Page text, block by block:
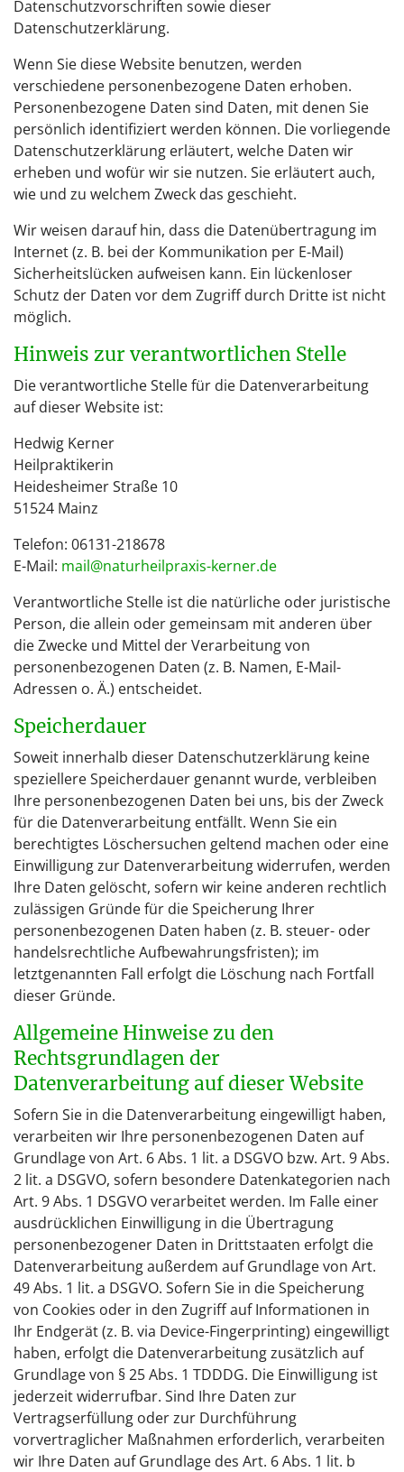
Datenschutzvorschriften sowie dieser
Datenschutzerklärung.
Wenn Sie diese Website benutzen, werden
verschiedene personenbezogene Daten erhoben.
Personenbezogene Daten sind Daten, mit denen Sie
persönlich identifiziert werden können. Die vorliegende
Datenschutzerklärung erläutert, welche Daten wir
erheben und wofür wir sie nutzen. Sie erläutert auch,
wie und zu welchem Zweck das geschieht.
Wir weisen darauf hin, dass die Datenübertragung im
Internet (z. B. bei der Kommunikation per E-Mail)
Sicherheitslücken aufweisen kann. Ein lückenloser
Schutz der Daten vor dem Zugriff durch Dritte ist nicht
möglich.
Hinweis zur verantwortlichen Stelle
Die verantwortliche Stelle für die Datenverarbeitung
auf dieser Website ist:
Hedwig Kerner
Heilpraktikerin
Heidesheimer Straße 10
51524 Mainz
Telefon: 06131-218678
E-Mail: mail@naturheilpraxis-kerner.de
Verantwortliche Stelle ist die natürliche oder juristische
Person, die allein oder gemeinsam mit anderen über
die Zwecke und Mittel der Verarbeitung von
personenbezogenen Daten (z. B. Namen, E-Mail-
Adressen o. Ä.) entscheidet.
Speicherdauer
Soweit innerhalb dieser Datenschutzerklärung keine
speziellere Speicherdauer genannt wurde, verbleiben
Ihre personenbezogenen Daten bei uns, bis der Zweck
für die Datenverarbeitung entfällt. Wenn Sie ein
berechtigtes Löschersuchen geltend machen oder eine
Einwilligung zur Datenverarbeitung widerrufen, werden
Ihre Daten gelöscht, sofern wir keine anderen rechtlich
zulässigen Gründe für die Speicherung Ihrer
personenbezogenen Daten haben (z. B. steuer- oder
handelsrechtliche Aufbewahrungsfristen); im
letztgenannten Fall erfolgt die Löschung nach Fortfall
dieser Gründe.
Allgemeine Hinweise zu den
Rechtsgrundlagen der
Datenverarbeitung auf dieser Website
Sofern Sie in die Datenverarbeitung eingewilligt haben,
verarbeiten wir Ihre personenbezogenen Daten auf
Grundlage von Art. 6 Abs. 1 lit. a DSGVO bzw. Art. 9 Abs.
2 lit. a DSGVO, sofern besondere Datenkategorien nach
Art. 9 Abs. 1 DSGVO verarbeitet werden. Im Falle einer
ausdrücklichen Einwilligung in die Übertragung
personenbezogener Daten in Drittstaaten erfolgt die
Datenverarbeitung außerdem auf Grundlage von Art.
49 Abs. 1 lit. a DSGVO. Sofern Sie in die Speicherung
von Cookies oder in den Zugriff auf Informationen in
Ihr Endgerät (z. B. via Device-Fingerprinting) eingewilligt
haben, erfolgt die Datenverarbeitung zusätzlich auf
Grundlage von § 25 Abs. 1 TDDDG. Die Einwilligung ist
jederzeit widerrufbar. Sind Ihre Daten zur
Vertragserfüllung oder zur Durchführung
vorvertraglicher Maßnahmen erforderlich, verarbeiten
wir Ihre Daten auf Grundlage des Art. 6 Abs. 1 lit. b